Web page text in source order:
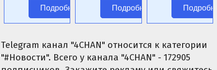
Подробнее
цензуры.
Подробнее
Telegram канал "4CHAN" относится к категории
"#Новости". Всего у канала "4CHAN" - 172905